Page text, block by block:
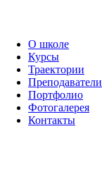
О школе
Курсы
Траектории
Преподаватели
Портфолио
Фотогалерея
Контакты